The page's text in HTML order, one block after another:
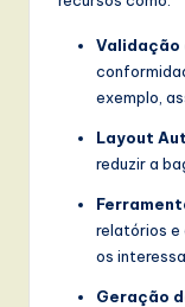
Validação
exemplo,
Layout
reduzir a
relatórios e
os
Geração